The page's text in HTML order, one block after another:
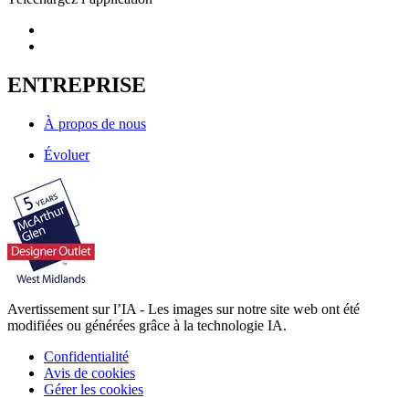
ENTREPRISE
À propos de nous
Évoluer
Avertissement sur l’IA - Les images sur notre site web ont été
modifiées ou générées grâce à la technologie IA.
Confidentialité
Avis de cookies
Gérer les cookies